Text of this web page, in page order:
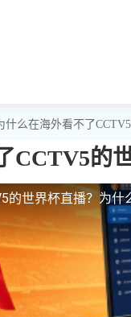
什么在海外看不了
CCTV5的
的世界杯直播？为什